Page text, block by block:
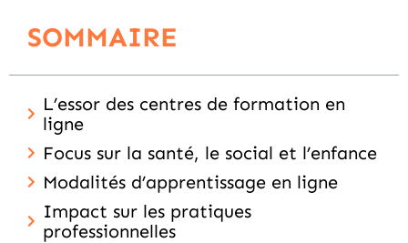
SOMMAIRE
L’essor des centres de formation en
ligne
Focus sur la santé, le social et l’enfance
Modalités d’apprentissage en ligne
Impact sur les pratiques
professionnelles